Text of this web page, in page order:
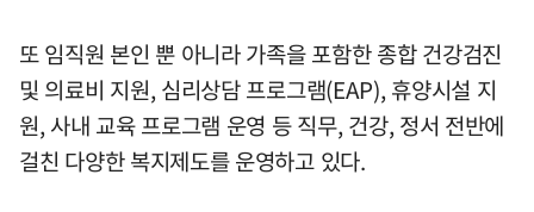
또 임직원 본인 뿐 아니라 가족을 포함한 종합 건강검진
및 의료비 지원, 심리상담 프로그램(EAP), 휴양시설 지
원, 사내 교육 프로그램 운영 등 직무, 건강, 정서 전반에
걸친 다양한 복지제도를 운영하고 있다.